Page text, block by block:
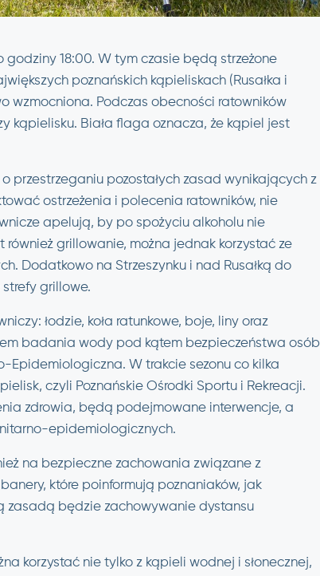
18:00. W tym czasie będą strzeżone
poznańskich kąpieliskach (Rusałka i
wzmocniona. Podczas obecności ratowników
kąpielisku. Biała flaga oznacza, że kąpiel jest
przestrzeganiu pozostałych zasad wynikających z
ostrzeżenia i polecenia ratowników, nie
apelują, by po spożyciu alkoholu nie
grillowanie, można jednak korzystać ze
Dodatkowo na Strzeszynku i nad Rusałką do
grillowe.
łodzie, koła ratunkowe, boje, liny oraz
badania wody pod kątem bezpieczeństwa osób
W trakcie sezonu co kilka
czyli Poznańskie Ośrodki Sportu i Rekreacji.
zdrowia, będą podejmowane interwencje, a
epidemiologicznych.
na bezpieczne zachowania związane z
które poinformują poznaniaków, jak
zasadą będzie zachowywanie dystansu
korzystać nie tylko z kąpieli wodnej i słonecznej,